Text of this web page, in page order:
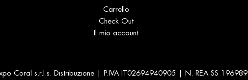
Carrello
Check Out
Il mio account
Coral s.r.l.s. Distribuzione | P.IVA IT02694940905 | N. REA SS 196989